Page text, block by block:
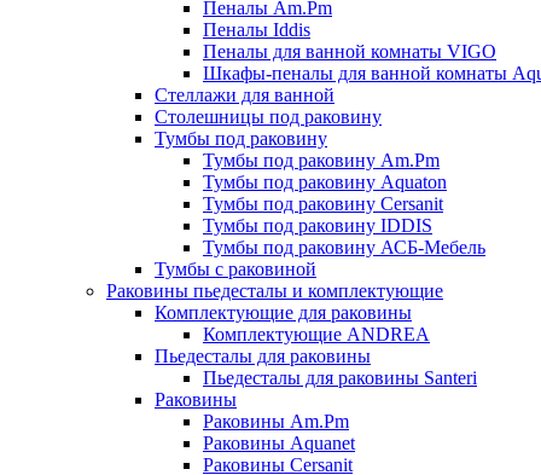
Пеналы Am.Pm
Пеналы Iddis
Пеналы для ванной комнаты VIGO
Шкафы-пеналы для ванной комнаты
Стеллажи для ванной
Столешницы под раковину
Тумбы под раковину
Тумбы под раковину Am.Pm
Тумбы под раковину Aquaton
Тумбы под раковину Cersanit
Тумбы под раковину IDDIS
Тумбы под раковину АСБ-Мебель
Тумбы с раковиной
Раковины пьедесталы и комплектующие
Комплектующие для раковины
Комплектующие ANDREA
Пьедесталы для раковины
Пьедесталы для раковины Santeri
Раковины
Раковины Am.Pm
Раковины Aquanet
Раковины Cersanit